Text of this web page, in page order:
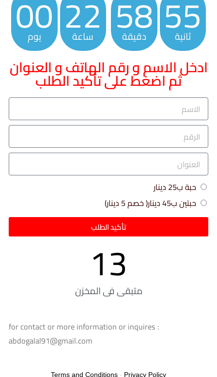
00
يوم 22
ساعة 58
دقيقة 54
ثانية
ادخل الاسم و رقم الهاتف و العنوان
ثم اضغط على تأكيد الطلب
حبة ب25 دينار
حبتين ب45 دينار( خصم 5 دينار)
تأكيد الطلب
متبقى فى المخزن
13
for contact or more information or inquires :
abdogalal91@gmail.com
Terms and Conditions - Privacy Policy